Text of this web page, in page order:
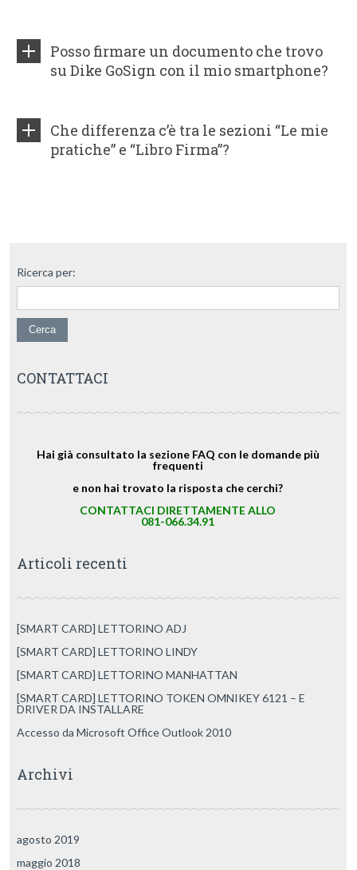
Posso firmare un documento che trovo
su Dike GoSign con il mio smartphone?
Che differenza c’è tra le sezioni “Le mie
pratiche” e “Libro Firma”?
Ricerca per:
CONTATTACI
Hai già consultato la sezione FAQ con le domande più
frequenti
e non hai trovato la risposta che cerchi?
CONTATTACI DIRETTAMENTE ALLO
081-066.34.91
Articoli recenti
[SMART CARD] LETTORINO ADJ
[SMART CARD] LETTORINO LINDY
[SMART CARD] LETTORINO MANHATTAN
[SMART CARD] LETTORINO TOKEN OMNIKEY 6121 – E
DRIVER DA INSTALLARE
Accesso da Microsoft Office Outlook 2010
Archivi
agosto 2019
maggio 2018